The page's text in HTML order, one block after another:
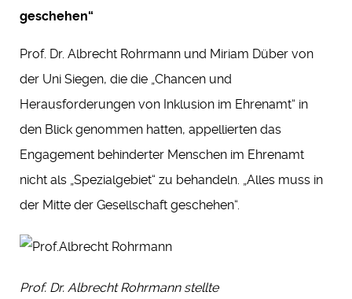
geschehen“
Prof. Dr. Albrecht Rohrmann und Miriam Düber von
der Uni Siegen, die die „Chancen und
Herausforderungen von Inklusion im Ehrenamt“ in
den Blick genommen hatten, appellierten das
Engagement behinderter Menschen im Ehrenamt
nicht als „Spezialgebiet“ zu behandeln. „Alles muss in
der Mitte der Gesellschaft geschehen“.
Prof. Dr. Albrecht Rohrmann stellte